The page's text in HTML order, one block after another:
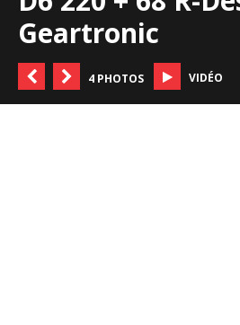
Geartronic
4 PHOTOS VIDÉO